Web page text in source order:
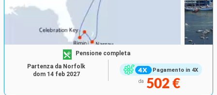
Pagamento in 4X
Pensione completa
da 502 €
Partenza da Norfolk
dom 14 feb 2027